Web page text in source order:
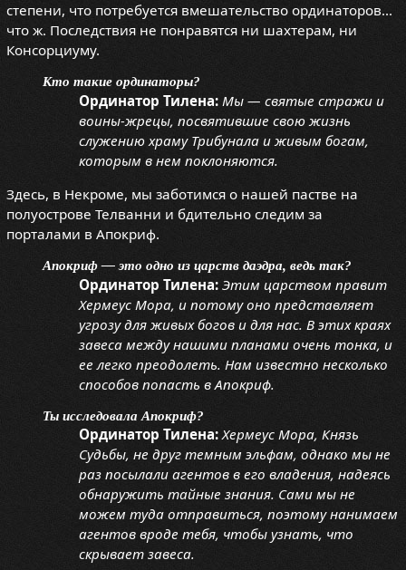
степени, что потребуется вмешательство ординаторов...
что ж. Последствия не понравятся ни шахтерам, ни
Консорциуму.
Кто такие ординаторы?
Ординатор Тилена: Мы — святые стражи и
воины-жрецы, посвятившие свою жизнь
служению храму Трибунала и живым богам,
которым в нем поклоняются.
Здесь, в Некроме, мы заботимся о нашей пастве на
полуострове Телванни и бдительно следим за
порталами в Апокриф.
Апокриф — это одно из царств даэдра, ведь так?
Ординатор Тилена: Этим царством правит
Хермеус Мора, и потому оно представляет
угрозу для живых богов и для нас. В этих краях
завеса между нашими планами очень тонка, и
ее легко преодолеть. Нам известно несколько
способов попасть в Апокриф.
Ты исследовала Апокриф?
Ординатор Тилена: Хермеус Мора, Князь
Судьбы, не друг темным эльфам, однако мы не
раз посылали агентов в его владения, надеясь
обнаружить тайные знания. Сами мы не
можем туда отправиться, поэтому нанимаем
агентов вроде тебя, чтобы узнать, что
скрывает завеса.